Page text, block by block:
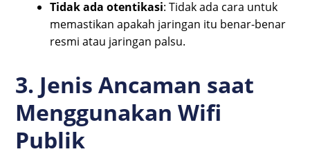
Tidak ada otentikasi: Tidak ada cara untuk
memastikan apakah jaringan itu benar-benar
resmi atau jaringan palsu.
3. Jenis Ancaman saat
Menggunakan Wifi
Publik